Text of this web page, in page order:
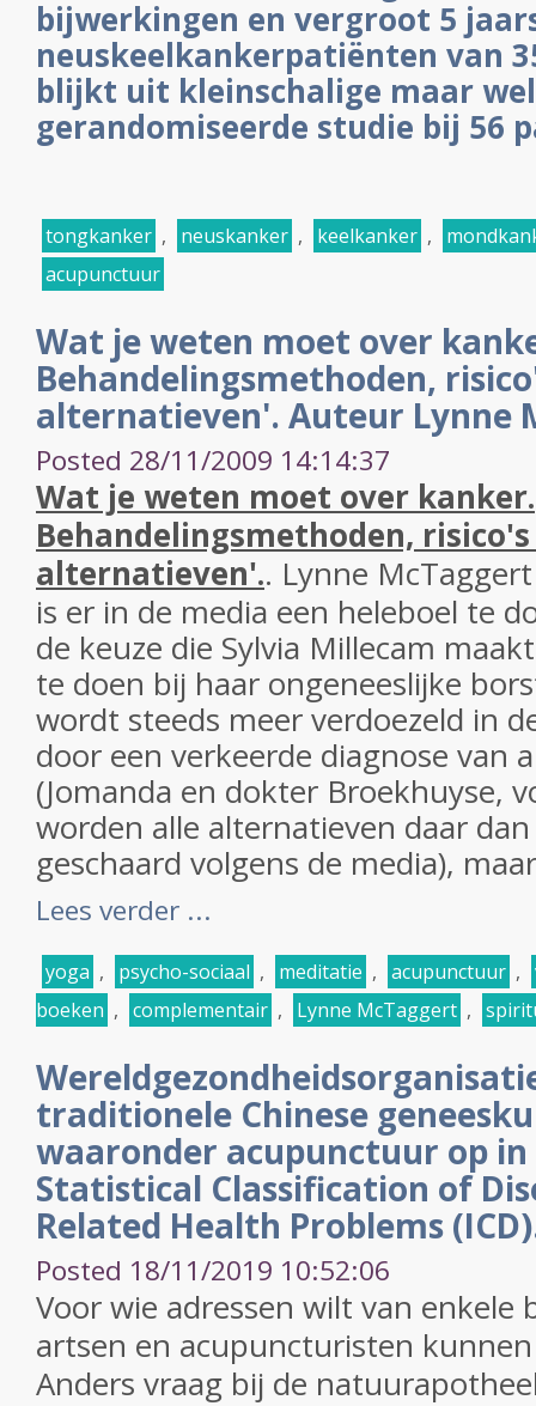
bijwerkingen en vergroot 5
neuskeelkankerpatiënten van
blijkt uit kleinschalige maar wel
gerandomiseerde studie bij 56
tongkanker , neuskanker , keelkanker ,
acupunctuur
Wat je weten moet over
Behandelingsmethoden,
alternatieven'. Auteur Lynne
Posted 28/11/2009 14:14:37
Wat je weten moet over kanker.
Behandelingsmethoden,
alternatieven'.. Lynne
is er in de media een heleboel te
de keuze die Sylvia Millecam
te doen bij haar ongeneeslijke
wordt steeds meer verdoezeld in
door een verkeerde diagnose van
(Jomanda en dokter Broekhuyse,
worden alle alternatieven daar
geschaard volgens de media),
Lees verder ...
yoga , psycho-sociaal , meditatie , acupunctuur ,
boeken , complementair , Lynne McTaggert ,
traditionele Chinese
waaronder acupunctuur op
Statistical Classification of
Related Health Problems
Posted 18/11/2019 10:52:06
Voor wie adressen wilt van enkele
artsen en acupuncturisten
Anders vraag bij de